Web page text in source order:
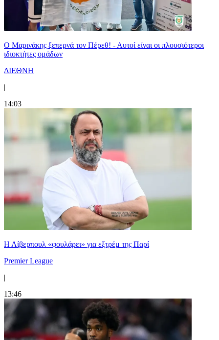
Ο Μαρινάκης ξεπερνά τον Πέρεθ! - Αυτοί είναι οι πλουσιότεροι
ιδιοκτήτες ομάδων
ΔΙΕΘΝΗ
|
14:03
Η Λίβερπουλ «φουλάρει» για εξτρέμ της Παρί
Premier League
|
13:46